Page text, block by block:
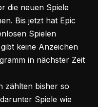
die neuen Spiele
Bis jetzt hat Epic
Spielen
keine Anzeichen
in nächster Zeit
zählten bisher so
Spiele wie